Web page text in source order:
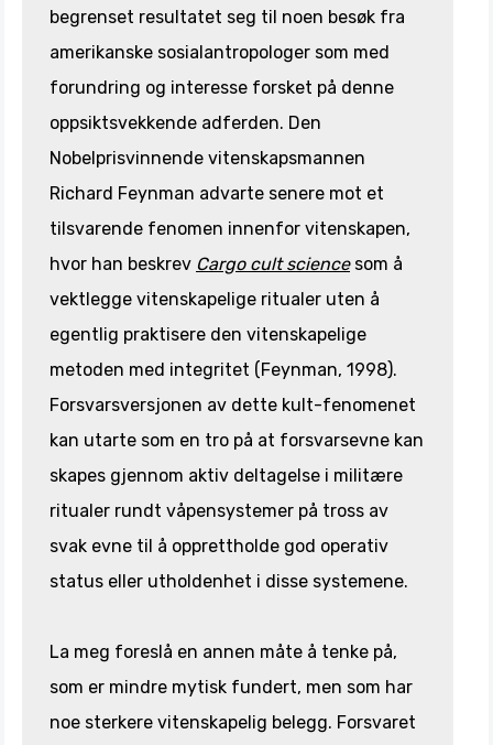
begrenset resultatet seg til noen besøk fra
amerikanske sosialantropologer som med
forundring og interesse forsket på denne
oppsiktsvekkende adferden. Den
Nobelprisvinnende vitenskapsmannen
Richard Feynman advarte senere mot et
tilsvarende fenomen innenfor vitenskapen,
hvor han beskrev Cargo cult science som å
vektlegge vitenskapelige ritualer uten å
egentlig praktisere den vitenskapelige
metoden med integritet (Feynman, 1998).
Forsvarsversjonen av dette kult-fenomenet
kan utarte som en tro på at forsvarsevne kan
skapes gjennom aktiv deltagelse i militære
ritualer rundt våpensystemer på tross av
svak evne til å opprettholde god operativ
status eller utholdenhet i disse systemene.
La meg foreslå en annen måte å tenke på,
som er mindre mytisk fundert, men som har
noe sterkere vitenskapelig belegg. Forsvaret